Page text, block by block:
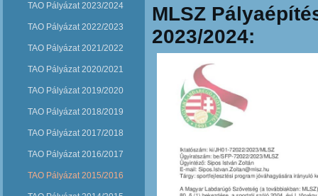
TAO Pályázat 2023/2024
TAO Pályázat 2022/2023
TAO Pályázat 2021/2022
TAO Pályázat 2020/2021
TAO Pályázat 2019/2020
TAO Pályázat 2018/2019
TAO Pályázat 2017/2018
TAO Pályázat 2016/2017
TAO Pályázat 2015/2016
MLSZ
2023/2024: